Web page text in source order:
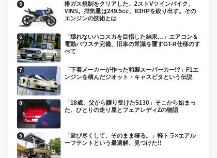
排ガス規制をクリアした、2ストVツインバイク、
VINS。排気量は249.5cc、83HPを絞り出す。その
エンジンの技術とは
「壊れないハコスカを目指した結果…」エアコン＆
電動パワステ完備、旧車の常識を覆すGT-R仕様のす
べて
「下着メーカーが作った和製スーパーカー!?」F1エ
ンジンを積んだジオット・キャスピタという伝説
「18歳、父から譲り受けたS130」そこから始まっ
た、ひとりの走り屋とフェアレディZの物語
「遊び尽くして、そのまま寝る。」軽トラ×エアル
ーフテントという最適解、見つけた!!